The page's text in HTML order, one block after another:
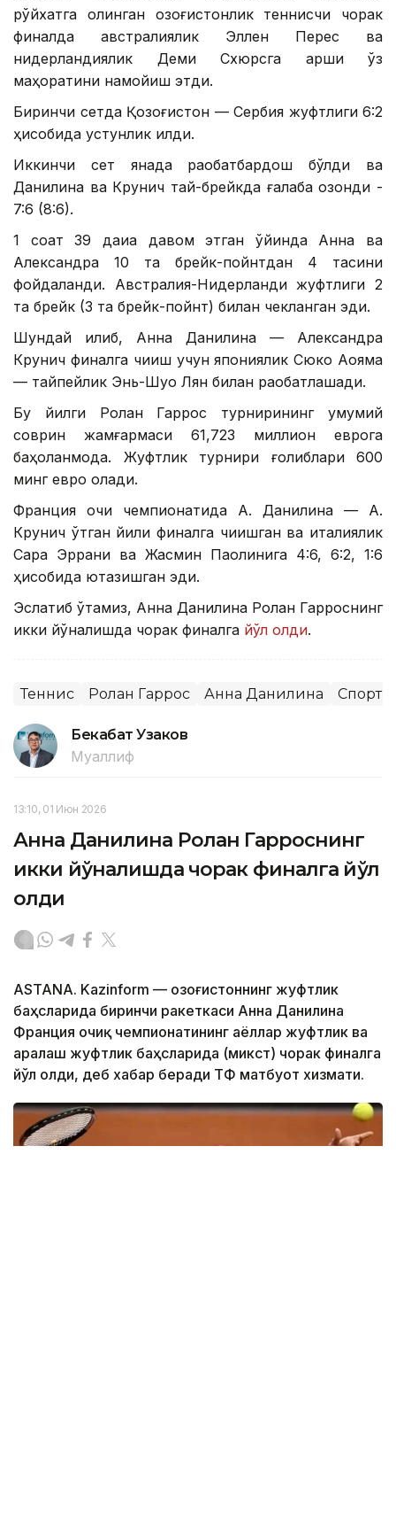
рўйхатга олинган қозоғистонлик теннисчи чорак
финалда австралиялик Эллен Перес ва
нидерландиялик Деми Схюрсга қарши ўз
маҳоратини намойиш этди.
Биринчи сетда Қозоғистон — Сербия жуфтлиги 6:2
ҳисобида устунлик қилди.
Иккинчи сет янада рақобатбардош бўлди ва
Данилина ва Крунич тай-брейкда ғалаба қозонди -
7:6 (8:6).
1 соат 39 дақиқа давом этган ўйинда Анна ва
Александра 10 та брейк-пойнтдан 4 тасини
фойдаланди. Австралия-Нидерланди жуфтлиги 2
та брейк (3 та брейк-пойнт) билан чекланган эди.
Шундай қилиб, Анна Данилина — Александра
Крунич финалга чиқиш учун япониялик Сюко Аояма
— тайпейлик Энь-Шуо Лян билан рақобатлашади.
Бу йилги Ролан Гаррос турнирининг умумий
соврин жамғармаси 61,723 миллион еврога
баҳоланмоқда. Жуфтлик турнири ғолиблари 600
минг евро олади.
Франция очиқ чемпионатида А. Данилина — А.
Крунич ўтган йили финалга чиқишган ва италиялик
Сара Эррани ва Жасмин Паолинига 4:6, 6:2, 1:6
ҳисобида ютқазишган эди.
Эслатиб ўтамиз, Анна Данилина Ролан Гарроснинг
икки йўналишда чорак финалга йўл олди.
Теннис Ролан Гаррос Анна Данилина Спорт
Бекабат Узаков
Муаллиф
13:10, 01 Июн 2026
Анна Данилина Ролан Гарроснинг
икки йўналишда чорак финалга йўл
олди
ASTANА. Kazinform — Қозоғистоннинг жуфтлик
баҳсларида биринчи ракеткаси Анна Данилина
Франция очиқ чемпионатининг аёллар жуфтлик ва
аралаш жуфтлик баҳсларида (микст) чорак финалга
йўл олди, деб хабар беради ҚТФ матбуот хизмати.